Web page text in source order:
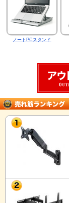
ノートPCスタンド